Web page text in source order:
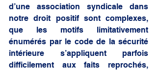
d’une association syndicale dans
notre droit positif sont complexes,
que les motifs limitativement
énumérés par le code de la sécurité
intérieure s’appliquent parfois
difficilement aux faits reprochés,